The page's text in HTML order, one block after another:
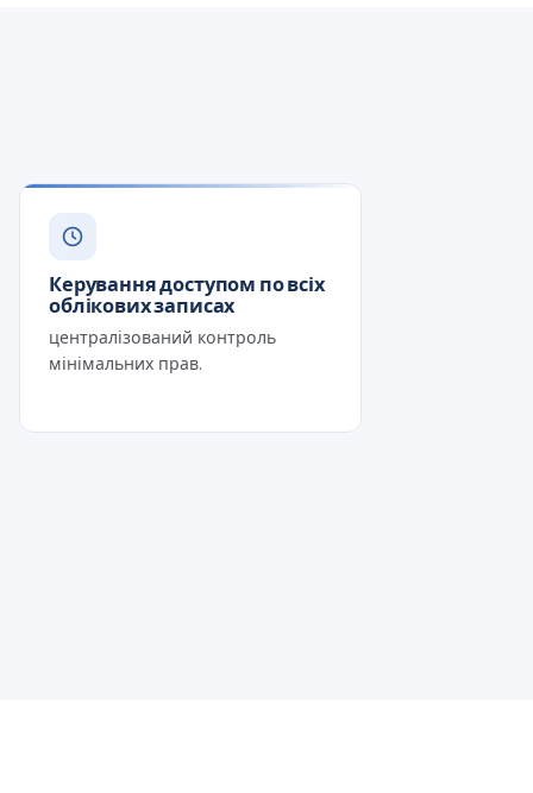
Керування доступом по всіх
облікових записах
централізований контроль
мінімальних прав.